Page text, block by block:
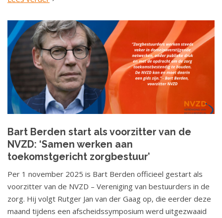
Bart Berden start als voorzitter van de
NVZD: ‘Samen werken aan
toekomstgericht zorgbestuur’
Per 1 november 2025 is Bart Berden officieel gestart als
voorzitter van de NVZD – Vereniging van bestuurders in de
zorg. Hij volgt Rutger Jan van der Gaag op, die eerder deze
maand tijdens een afscheidssymposium werd uitgezwaaid